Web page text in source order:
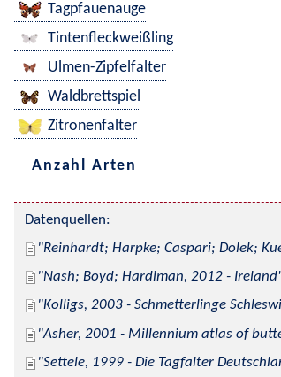
Tagpfauenauge
Tintenfleckweißling
Ulmen-Zipfelfalter
Waldbrettspiel
Zitronenfalter
Anzahl Arten
Datenquellen:
Reinhardt; Harpke; Caspari; Dolek;
Nash; Boyd; Hardiman, 2012 -
Kolligs, 2003 - Schmetterlinge
Asher, 2001 - Millennium atlas of
Settele, 1999 - Die Tagfalter